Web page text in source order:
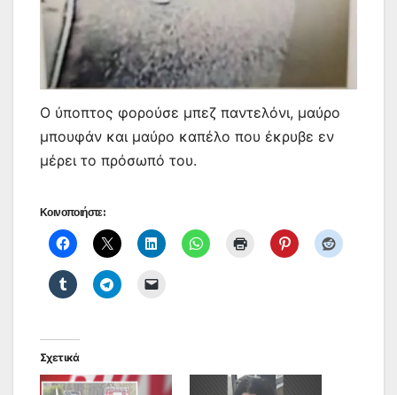
Ο ύποπτος φορούσε μπεζ παντελόνι, μαύρο
μπουφάν και μαύρο καπέλο που έκρυβε εν
μέρει το πρόσωπό του.
Κοινοποιήστε:
Σχετικά